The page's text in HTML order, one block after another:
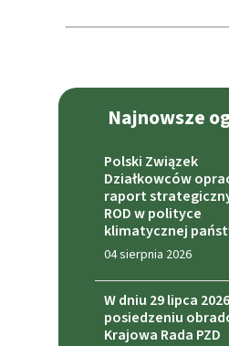
Najnowsze
Polski Związek
Działkowców
raport
ROD w polityce
klimatycznej
04 sierpnia 2026
W dniu 29 lipca
posiedzeniu
Krajowa Rada PZD